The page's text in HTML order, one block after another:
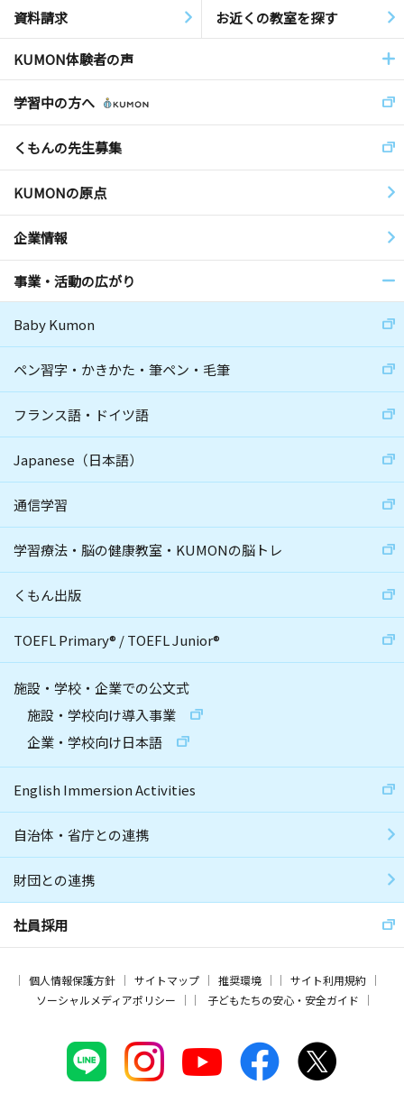
資料請求 お近くの教室を探す
KUMON体験者の声
学習中の方へ
くもんの先生募集
KUMONの原点
企業情報
事業・活動の広がり
Baby Kumon
ペン習字・かきかた・筆ペン・毛筆
フランス語・ドイツ語
Japanese（日本語）
通信学習
学習療法・脳の健康教室・KUMONの脳トレ
くもん出版
TOEFL Primary® /TOEFL Junior®
施設・学校・企業での公文式
施設・学校向け導入事業
企業・学校向け日本語
English Immersion Activities
自治体・省庁との連携
財団との連携
社員採用
個人情報保護方針 サイトマップ 推奨環境
サイト利用規約
ソーシャルメディアポリシー
子どもたちの安心・安全ガイド